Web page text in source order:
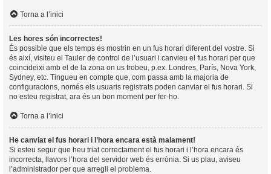
Torna a l’inici
Les hores són incorrectes!
És possible que els temps es mostrin en un fus horari diferent del vostre. Si
és així, visiteu el Tauler de control de l’usuari i canvieu el fus horari per que
coincideixi amb el de la zona on us trobeu, p.ex. Londres, París, Nova York,
Sydney, etc. Tingueu en compte que, com passa amb la majoria de
configuracions, només els usuaris registrats poden canviar el fus horari. Si
no esteu registrat, ara és un bon moment per fer-ho.
Torna a l’inici
He canviat el fus horari i l’hora encara està malament!
Si esteu segur que heu triat correctament el fus horari i l’hora encara és
incorrecta, llavors l’hora del servidor web és errònia. Si us plau, aviseu
l’administrador per que arregli el problema.